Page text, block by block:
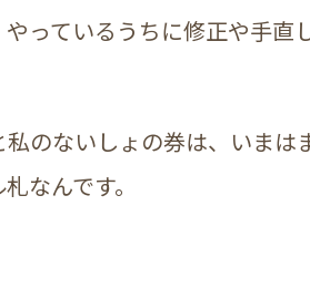
っているうちに修正や手直
のないしょの券は、いまは
なんです。